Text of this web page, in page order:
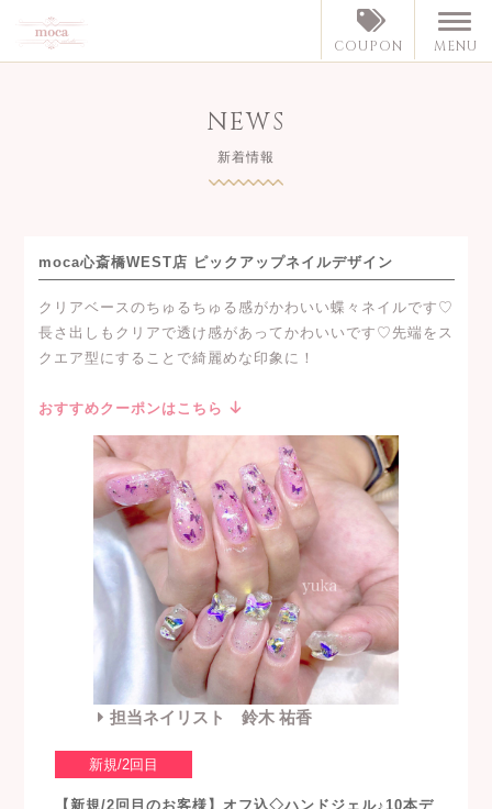
COUPON MENU
NEWS
新着情報
moca心斎橋WEST店 ピックアップネイルデザイン
クリアベースのちゅるちゅる感がかわいい蝶々ネイルです♡
長さ出しもクリアで透け感があってかわいいです♡先端をス
クエア型にすることで綺麗めな印象に！
おすすめクーポンはこちら
担当ネイリスト 鈴木 祐香
新規/2回目
【新規/2回目のお客様】オフ込◇ハンドジェル♪10本デ